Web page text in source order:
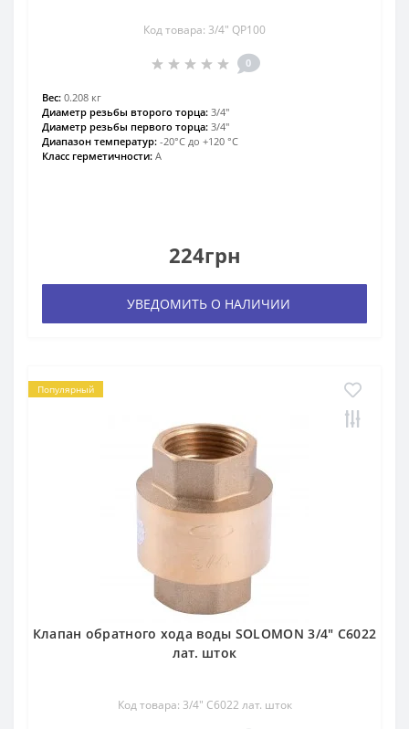
Код товара: 3/4″ QP100
0
Вес: 0.208 кг
Диаметр резьбы второго торца: 3/4″
Диаметр резьбы первого торца: 3/4″
Диапазон температур: -20°С до +120 °С
Класс герметичности: А
224грн
УВЕДОМИТЬ О НАЛИЧИИ
Популярный
Клапан обратного хода воды SOLOMON 3/4″ C6022
лат. шток
Код товара: 3/4″ C6022 лат. шток